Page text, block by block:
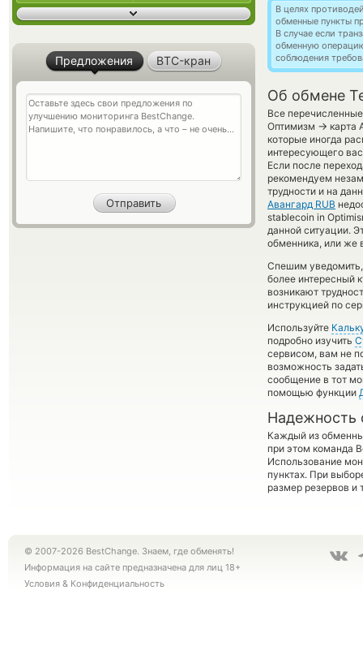
В целях
обменные пункты
В случае если
обменную
соблюдения
Об обмене
Все
Оптимизм → карта
которые иногда
интересующего
Если после
рекомендуем
трудности и на
Авангард RUB
stablecoin in
данной ситуации.
обменника, или же
Спешим
более интересный
возникают
инструкцией по
Используйте
подробно изучить
сервисом, вам не
возможность
сообщение в тот
помощью функции
Надежность
Каждый из
при этом команда
Использование
пунктах. При
размер резервов и
Предложения BTC-кран
© 2007-2026 BestChange. Знаем, где обменять!
Информация на сайте предназначена для лиц 18+
Условия & Конфиденциальность